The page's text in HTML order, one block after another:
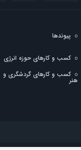
پیوندها
کسب و کارهای حوزه انرژی
کسب و کارهای گردشگری و
هنر